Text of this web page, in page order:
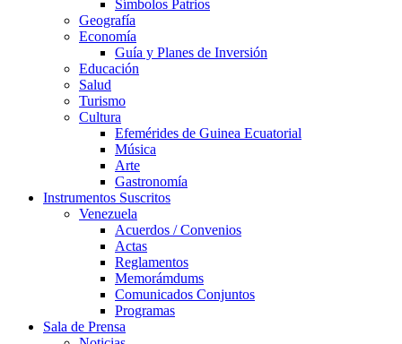
Símbolos Patrios
Geografía
Economía
Guía y Planes de Inversión
Educación
Salud
Turismo
Cultura
Efemérides de Guinea Ecuatorial
Música
Arte
Gastronomía
Instrumentos Suscritos
Venezuela
Acuerdos / Convenios
Actas
Reglamentos
Memorámdums
Comunicados Conjuntos
Programas
Sala de Prensa